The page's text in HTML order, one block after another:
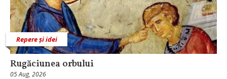
Repere și idei
Rugăciunea orbului
05 Aug, 2026